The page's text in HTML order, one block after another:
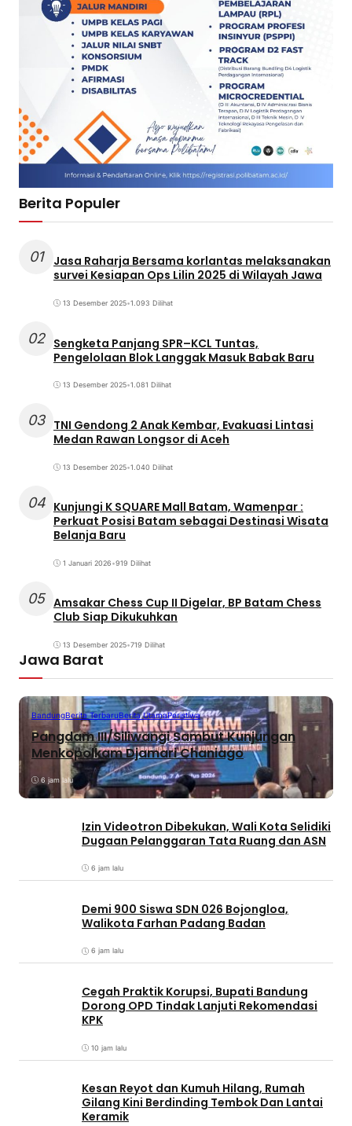
Berita Populer
01
Jasa Raharja Bersama korlantas melaksanakan
survei Kesiapan Ops Lilin 2025 di Wilayah Jawa
13 Desember 2025•1.093 Dilihat
02 Sengketa Panjang SPR–KCL Tuntas,
Pengelolaan Blok Langgak Masuk Babak Baru
13 Desember 2025•1.081 Dilihat
03 TNI Gendong 2 Anak Kembar, Evakuasi Lintasi
Medan Rawan Longsor di Aceh
13 Desember 2025•1.040 Dilihat
04 Kunjungi K SQUARE Mall Batam, Wamenpar :
Perkuat Posisi Batam sebagai Destinasi Wisata
Belanja Baru
1 Januari 2026•919 Dilihat
05 Amsakar Chess Cup II Digelar, BP Batam Chess
Club Siap Dikukuhkan
13 Desember 2025•719 Dilihat
Jawa Barat
BandungBerita TerbaruBerita UtamaPeristiwa
Pangdam III/Siliwangi Sambut Kunjungan
Menkopolkam Djamari Chaniago
6 jam lalu
Izin Videotron Dibekukan, Wali Kota Selidiki
Dugaan Pelanggaran Tata Ruang dan ASN
6 jam lalu
Demi 900 Siswa SDN 026 Bojongloa,
Walikota Farhan Padang Badan
6 jam lalu
Cegah Praktik Korupsi, Bupati Bandung
Dorong OPD Tindak Lanjuti Rekomendasi
KPK
10 jam lalu
Kesan Reyot dan Kumuh Hilang, Rumah
Gilang Kini Berdinding Tembok Dan Lantai
Keramik